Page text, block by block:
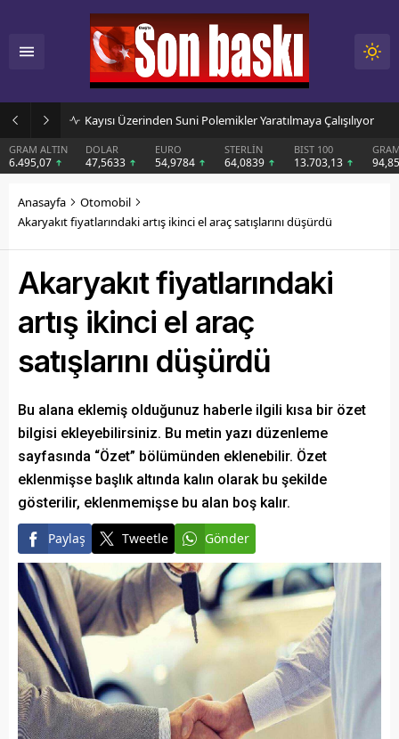
DOLAR
47,5633
EURO
54,9784
STERLİN
64,0839
BIST 100
13.703,13
GRAM GÜMÜŞ
94,85
Anasayfa
Otomobil
Akaryakıt fiyatlarındaki artış ikinci el araç satışlarını düşürdü
Akaryakıt fiyatlarındaki
artış ikinci el araç
satışlarını düşürdü
Bu alana eklemiş olduğunuz haberle ilgili kısa bir özet
bilgisi ekleyebilirsiniz. Bu metin yazı düzenleme
sayfasında “Özet” bölümünden eklenebilir. Özet
eklenmişse başlık altında kalın olarak bu şekilde
gösterilir, eklenmemişse bu alan boş kalır.
Paylaş Tweetle Gönder